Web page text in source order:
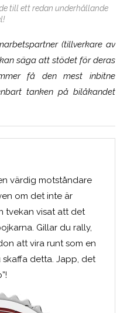
till ett redan underhållande
(tillverkare av
säga att stödet för deras
få den mest inbitne
tanken på bilåkandet
värdig motståndare
om det inte är
tvekan visat att det
Gillar du rally,
att vira runt som en
detta. Japp, det